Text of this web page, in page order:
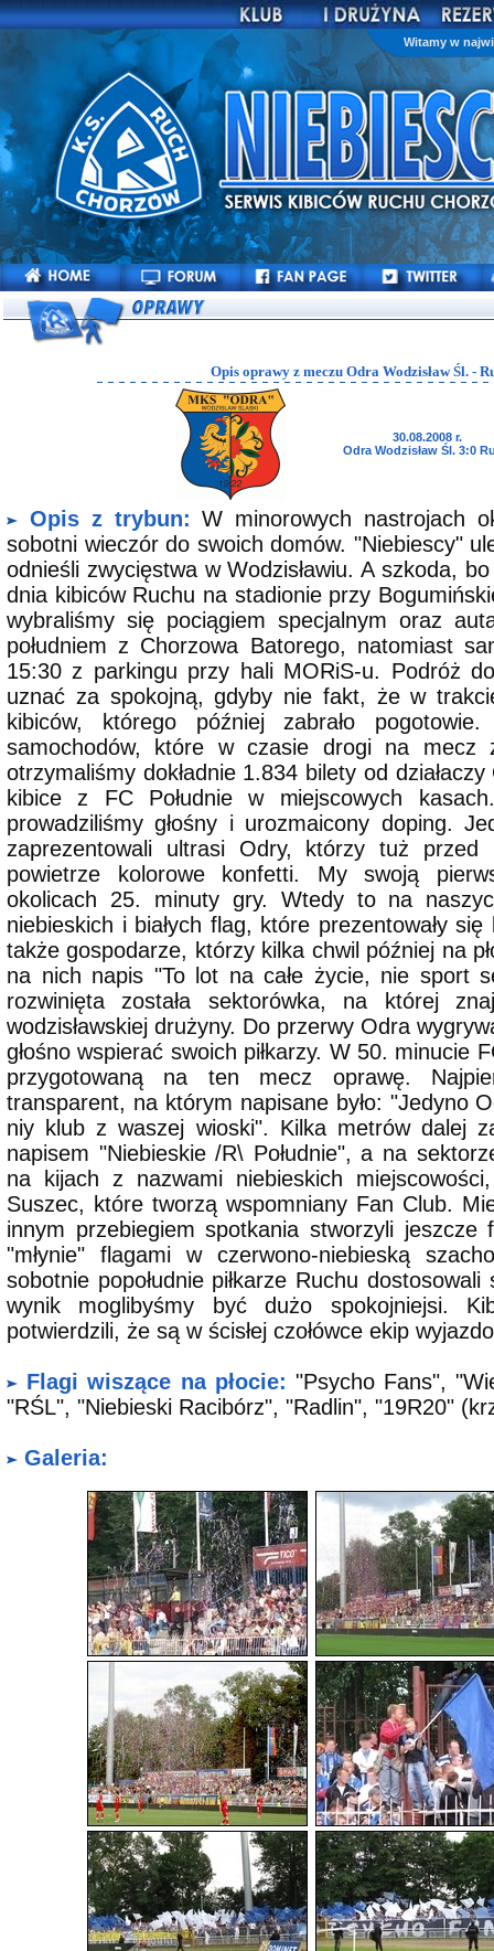
Witamy w
Opis oprawy z meczu Odra Wodzisław Śl. -
30.08.2008 r.
Odra Wodzisław Śl. 3:0
Opis z trybun: W minorowych nastrojach
sobotni wieczór do swoich domów. "Niebiescy"
odnieśli zwycięstwa w Wodzisławiu. A szkoda,
dnia kibiców Ruchu na stadionie przy
wybraliśmy się pociągiem specjalnym oraz
południem z Chorzowa Batorego, natomiast
15:30 z parkingu przy hali MORiS-u. Podróż
uznać za spokojną, gdyby nie fakt, że w
kibiców, którego później zabrało
samochodów, które w czasie drogi na mecz
otrzymaliśmy dokładnie 1.834 bilety od
kibice z FC Południe w miejscowych
prowadziliśmy głośny i urozmaicony doping.
zaprezentowali ultrasi Odry, którzy tuż przed
powietrze kolorowe konfetti. My swoją
okolicach 25. minuty gry. Wtedy to na
niebieskich i białych flag, które prezentowały
także gospodarze, którzy kilka chwil później na
na nich napis "To lot na całe życie, nie sport
rozwinięta została sektorówka, na której
wodzisławskiej drużyny. Do przerwy Odra
głośno wspierać swoich piłkarzy. W 50. minucie
przygotowaną na ten mecz oprawę.
transparent, na którym napisane było: "Jedyno
niy klub z waszej wioski". Kilka metrów dalej
napisem "Niebieskie /R\ Południe", a na
na kijach z nazwami niebieskich
Suszec, które tworzą wspomniany Fan Club.
innym przebiegiem spotkania stworzyli jeszcze
"młynie" flagami w czerwono-niebieską
sobotnie popołudnie piłkarze Ruchu
wynik moglibyśmy być dużo spokojniejsi.
potwierdzili, że są w ścisłej czołówce ekip
Flagi wiszące na płocie: "Psycho Fans",
"RŚL", "Niebieski Racibórz", "Radlin", "19R20"
Galeria: